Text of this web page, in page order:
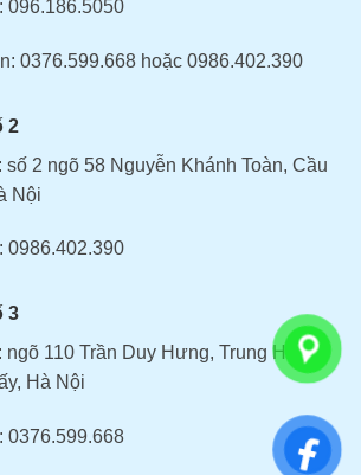
096.186.5050
0376.599.668 hoặc 0986.402.390
2
2 ngõ 58 Nguyễn Khánh Toàn, Cầu
Nội
0986.402.390
3
110 Trần Duy Hưng, Trung Hoà,
Hà Nội
0376.599.668